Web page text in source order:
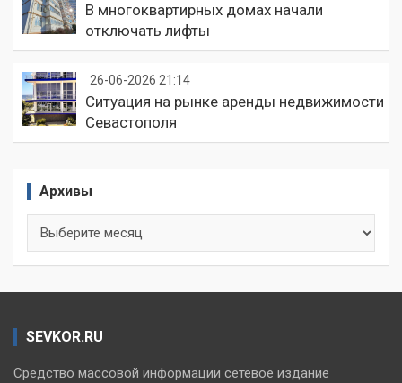
В многоквартирных домах начали
отключать лифты
26-06-2026 21:14
Ситуация на рынке аренды недвижимости
Севастополя
Архивы
SEVKOR.RU
Средство массовой информации сетевое издание